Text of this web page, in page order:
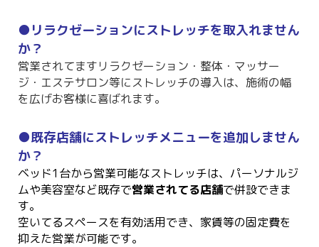
●リラクゼーションにストレッチを取入れません
か？
営業されてますリラクゼーション・整体・マッサー
ジ・エステサロン等にストレッチの導入は、施術の幅
を広げお客様に喜ばれます。
●既存店舗にストレッチメニューを追加しません
か？
ベッド1台から営業可能なストレッチは、パーソナルジ
ムや美容室など既存で営業されてる店舗で併設できま
す。
空いてるスペースを有効活用でき、家賃等の固定費を
抑えた営業が可能です。